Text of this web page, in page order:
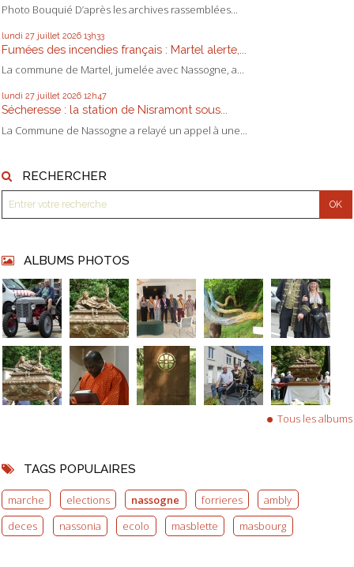
Photo Bouquié D’après les archives rassemblées...
lundi 27 juillet 2026 13h33
Fumées des incendies français : Martel alerte,...
La commune de Martel, jumelée avec Nassogne, a...
lundi 27 juillet 2026 12h47
Sécheresse : la station de Nisramont sous...
La Commune de Nassogne a relayé un appel à une...
RECHERCHER
ALBUMS PHOTOS
Tous les albums
TAGS POPULAIRES
marche elections nassogne forrieres
ambly
deces
nassonia ecolo masblette masbourg